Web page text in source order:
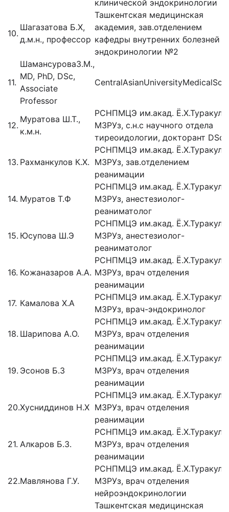
клинической эндокринологии
10.
Шагазатова Б.Х,
д.м.н., профессор
Ташкентская медицинская
академия, зав.отделением
кафедры внутренних болезней и
эндокринологии №2
11.
ШамансуроваЗ.М.,
MD, PhD, DSc,
Associate
Professor
12.
Муратова Ш.Т.,
к.м.н.
РСНПМЦЭ им.акад.
МЗРУз, с.н.с научного отдела
тиреоидологии, докторант DSc
13. Рахманкулов К.Х.
РСНПМЦЭ им.акад.
МЗРУз, зав.отделением
реанимации
14. Муратов Т.Ф
РСНПМЦЭ им.акад.
МЗРУз, анестезиолог-
реаниматолог
15. Юсупова Ш.Э
РСНПМЦЭ им.акад.
МЗРУз, анестезиолог-
реаниматолог
16. Кожаназаров А.А.
РСНПМЦЭ им.акад.
МЗРУз, врач отделения
реанимации
17. Камалова Х.А
РСНПМЦЭ им.акад.
МЗРУз, врач-эндокринолог
18. Шарипова А.О.
РСНПМЦЭ им.акад.
МЗРУз, врач отделения
реанимации
19. Эсонов Б.З
РСНПМЦЭ им.акад.
МЗРУз, врач отделения
реанимации
20.Хусниддинов Н.Х
РСНПМЦЭ им.акад.
МЗРУз, врач отделения
реанимации
21. Алкаров Б.З.
РСНПМЦЭ им.акад.
МЗРУз, врач отделения
реанимации
22.Мавлянова Г.У.
РСНПМЦЭ им.акад.
МЗРУз, врач отделения
нейроэндокринологии
Ташкентская медицинская